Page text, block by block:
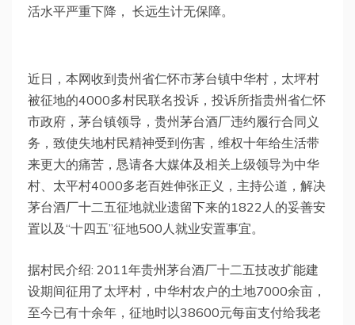
活水平严重下降， 长远生计无保障。
近日，本网收到贵州省仁怀市茅台镇中华村，太坪村
被征地的4000多村民联名投诉，投诉所指贵州省仁怀
市政府，茅台镇领导，贵州茅台酒厂违约履行合同义
务，致使失地村民精神受到伤害，维权十年给生活带
来更大的痛苦，恳请各大媒体及相关上级领导为中华
村、太平村4000多老百姓伸张正义，主持公道，解决
茅台酒厂十二五征地就业遗留下来的1822人的妥善安
置以及“十四五”征地500人就业安置事宜。
据村民介绍: 2011年贵州茅台酒厂十二五技改扩能建
设期间征用了太坪村，中华村农户的土地7000余亩，
至今已有十余年，征地时以38600元每亩支付给我老